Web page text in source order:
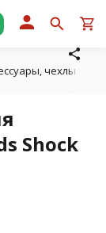
чехлы для
Shock